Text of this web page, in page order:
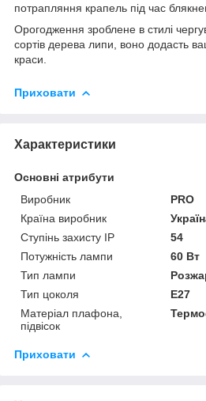
потрапляння крапель під час
Орогодження зроблене в стилі
сортів дерева липи, воно додасть
краси.
Приховати
Характеристики
Основні атрибути
Виробник
PRO
Країна виробник
Ступінь захисту IP
54
Потужність лампи
60 Вт
Тип лампи
Тип цоколя
E27
Матеріал плафона,
підвісок
Приховати